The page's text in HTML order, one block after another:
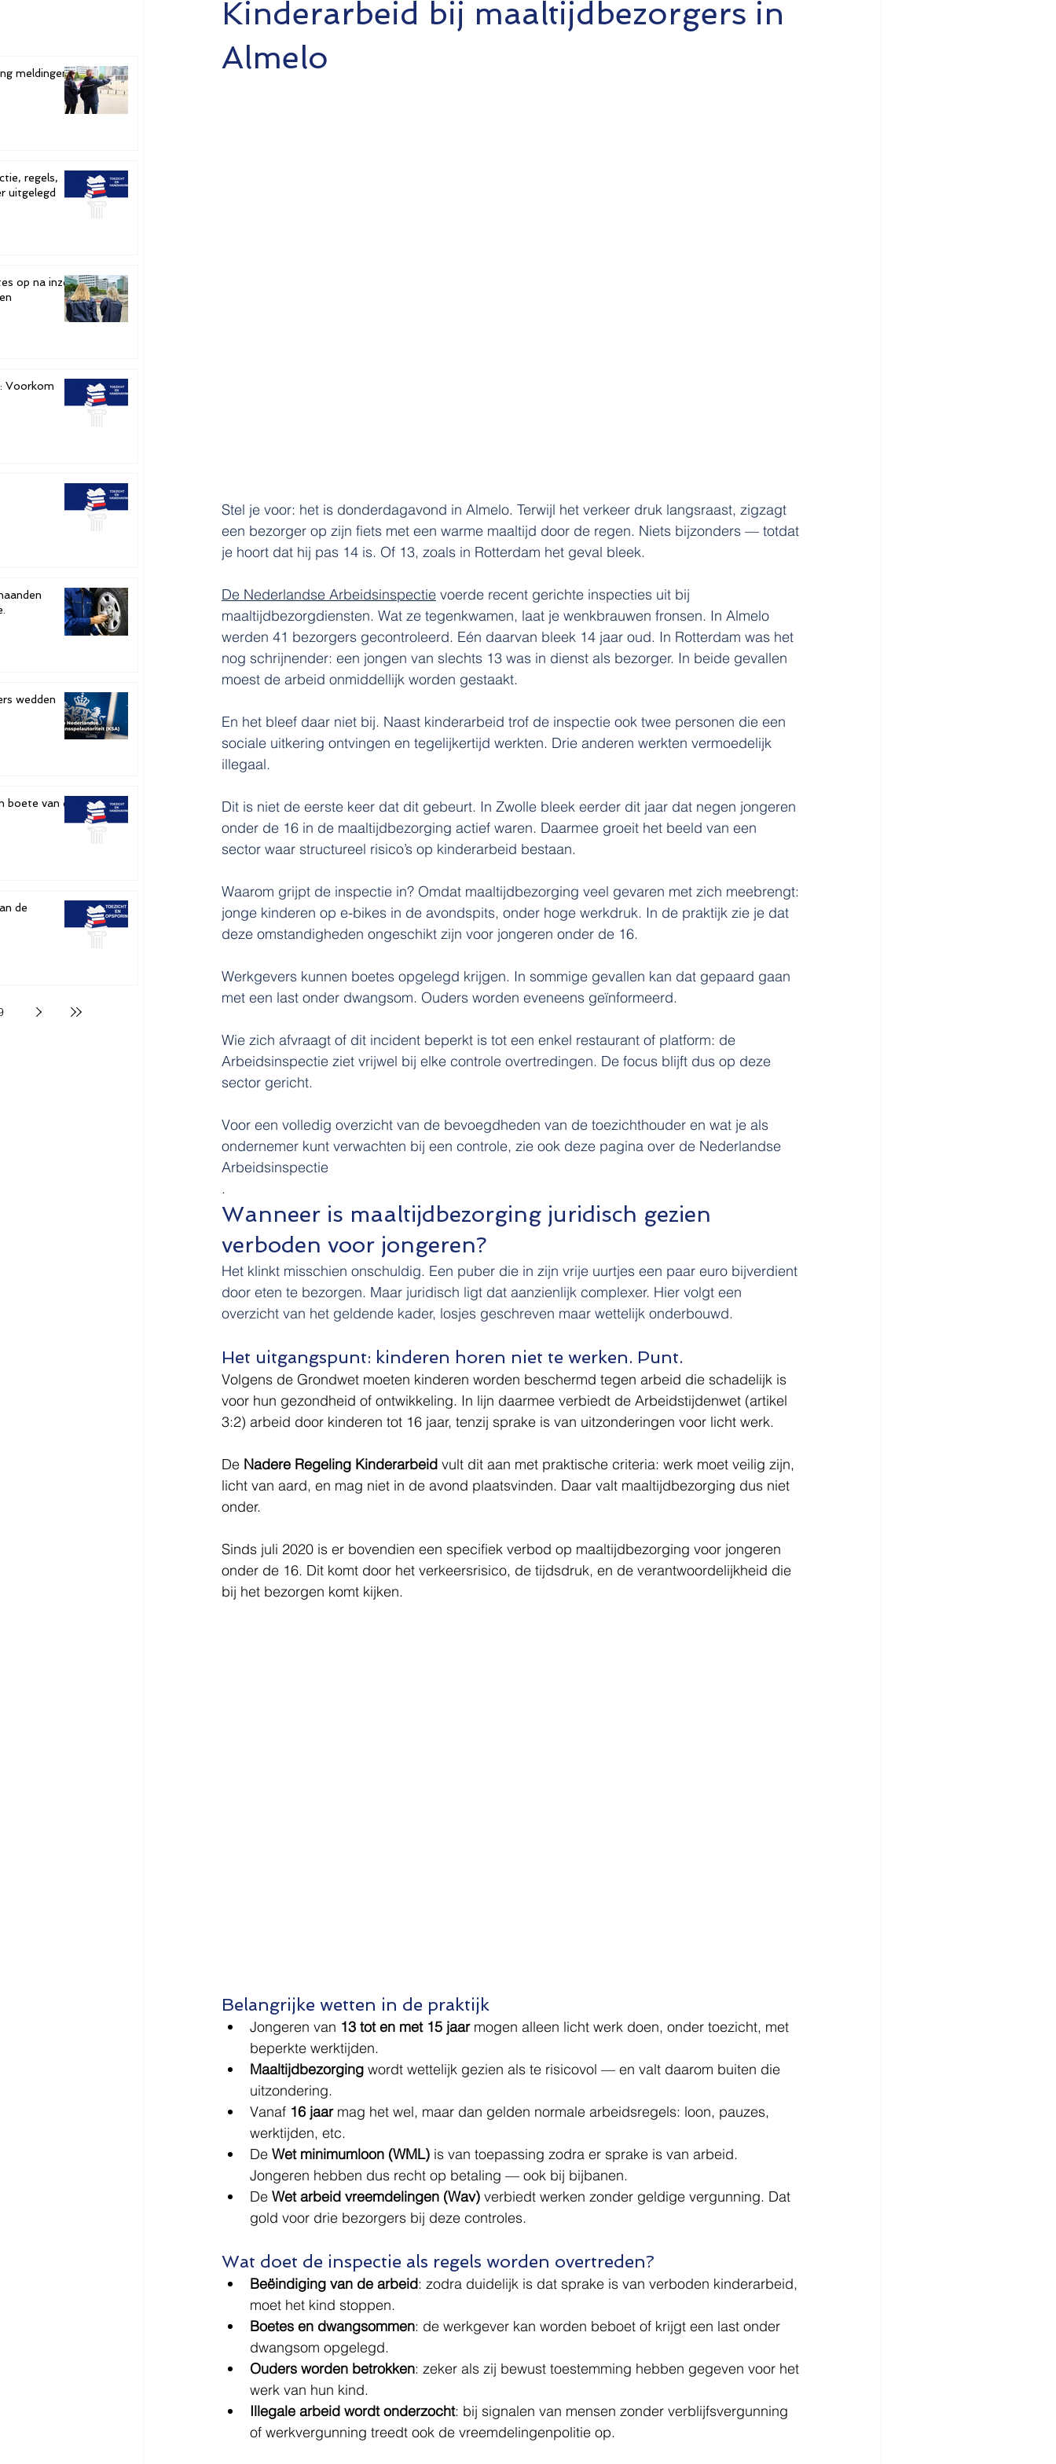
meldingen
regels,
uitgelegd
op na inzet
Voorkom
wedden
boete van de
de
Kinderarbeid bij maaltijdbezorgers in
Almelo
Stel je voor: het is donderdagavond in Almelo. Terwijl het verkeer druk langsraast, zigzagt
een bezorger op zijn fiets met een warme maaltijd door de regen. Niets bijzonders — totdat
je hoort dat hij pas 14 is. Of 13, zoals in Rotterdam het geval bleek.
De Nederlandse Arbeidsinspectie voerde recent gerichte inspecties uit bij
maaltijdbezorgdiensten. Wat ze tegenkwamen, laat je wenkbrauwen fronsen. In Almelo
werden 41 bezorgers gecontroleerd. Eén daarvan bleek 14 jaar oud. In Rotterdam was het
nog schrijnender: een jongen van slechts 13 was in dienst als bezorger. In beide gevallen
moest de arbeid onmiddellijk worden gestaakt.
En het bleef daar niet bij. Naast kinderarbeid trof de inspectie ook twee personen die een
sociale uitkering ontvingen en tegelijkertijd werkten. Drie anderen werkten vermoedelijk
illegaal.
Dit is niet de eerste keer dat dit gebeurt. In Zwolle bleek eerder dit jaar dat negen jongeren
onder de 16 in de maaltijdbezorging actief waren. Daarmee groeit het beeld van een
sector waar structureel risico’s op kinderarbeid bestaan.
Waarom grijpt de inspectie in? Omdat maaltijdbezorging veel gevaren met zich meebrengt:
jonge kinderen op e-bikes in de avondspits, onder hoge werkdruk. In de praktijk zie je dat
deze omstandigheden ongeschikt zijn voor jongeren onder de 16.
Werkgevers kunnen boetes opgelegd krijgen. In sommige gevallen kan dat gepaard gaan
met een last onder dwangsom. Ouders worden eveneens geïnformeerd.
Wie zich afvraagt of dit incident beperkt is tot een enkel restaurant of platform: de
Arbeidsinspectie ziet vrijwel bij elke controle overtredingen. De focus blijft dus op deze
sector gericht.
Voor een volledig overzicht van de bevoegdheden van de toezichthouder en wat je als
ondernemer kunt verwachten bij een controle, zie ook deze pagina over de Nederlandse
Arbeidsinspectie
.
Wanneer is maaltijdbezorging juridisch gezien
verboden voor jongeren?
Het klinkt misschien onschuldig. Een puber die in zijn vrije uurtjes een paar euro bijverdient
door eten te bezorgen. Maar juridisch ligt dat aanzienlijk complexer. Hier volgt een
overzicht van het geldende kader, losjes geschreven maar wettelijk onderbouwd.
Het uitgangspunt: kinderen horen niet te werken. Punt.
Volgens de Grondwet moeten kinderen worden beschermd tegen arbeid die schadelijk is
voor hun gezondheid of ontwikkeling. In lijn daarmee verbiedt de Arbeidstijdenwet (artikel
3:2) arbeid door kinderen tot 16 jaar, tenzij sprake is van uitzonderingen voor licht werk.
De Nadere Regeling Kinderarbeid vult dit aan met praktische criteria: werk moet veilig zijn,
licht van aard, en mag niet in de avond plaatsvinden. Daar valt maaltijdbezorging dus niet
onder.
Sinds juli 2020 is er bovendien een specifiek verbod op maaltijdbezorging voor jongeren
onder de 16. Dit komt door het verkeersrisico, de tijdsdruk, en de verantwoordelijkheid die
bij het bezorgen komt kijken.
Belangrijke wetten in de praktijk
Jongeren van 13 tot en met 15 jaar mogen alleen licht werk doen, onder toezicht, met
beperkte werktijden.
Maaltijdbezorging wordt wettelijk gezien als te risicovol — en valt daarom buiten die
uitzondering.
Vanaf 16 jaar mag het wel, maar dan gelden normale arbeidsregels: loon, pauzes,
werktijden, etc.
De Wet minimumloon (WML) is van toepassing zodra er sprake is van arbeid.
Jongeren hebben dus recht op betaling — ook bij bijbanen.
De Wet arbeid vreemdelingen (Wav) verbiedt werken zonder geldige vergunning. Dat
gold voor drie bezorgers bij deze controles.
Wat doet de inspectie als regels worden overtreden?
Beëindiging van de arbeid: zodra duidelijk is dat sprake is van verboden kinderarbeid,
moet het kind stoppen.
Boetes en dwangsommen: de werkgever kan worden beboet of krijgt een last onder
dwangsom opgelegd.
Ouders worden betrokken: zeker als zij bewust toestemming hebben gegeven voor het
werk van hun kind.
Illegale arbeid wordt onderzocht: bij signalen van mensen zonder verblijfsvergunning
of werkvergunning treedt ook de vreemdelingenpolitie op.